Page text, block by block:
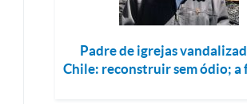
Padre de igrejas
Chile: reconstruir sem ódio; a